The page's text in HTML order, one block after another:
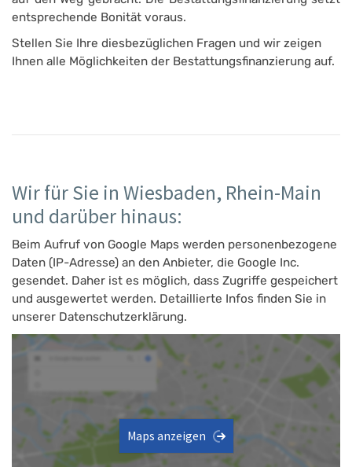
entsprechende Bonität voraus.
Stellen Sie Ihre diesbezüglichen Fragen und wir zeigen
Ihnen alle Möglichkeiten der Bestattungsfinanzierung auf.
Wir für Sie in Wiesbaden, Rhein-Main
und darüber hinaus:
Beim Aufruf von Google Maps werden personenbezogene
Daten (IP-Adresse) an den Anbieter, die Google Inc.
gesendet. Daher ist es möglich, dass Zugriffe gespeichert
und ausgewertet werden. Detaillierte Infos finden Sie in
unserer Datenschutzerklärung.
Maps anzeigen